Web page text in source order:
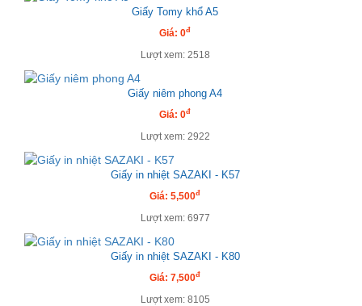
Giấy Tomy khổ A5
Giá: 0đ
Lượt xem: 2518
Giấy niêm phong A4
Giá: 0đ
Lượt xem: 2922
Giấy in nhiệt SAZAKI - K57
Giá: 5,500đ
Lượt xem: 6977
Giấy in nhiệt SAZAKI - K80
Giá: 7,500đ
Lượt xem: 8105